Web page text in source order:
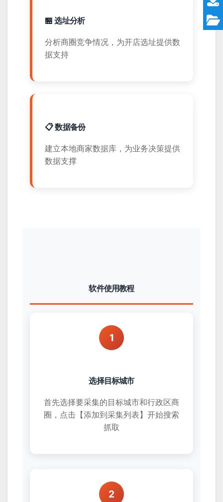
🏪 选址分析
分析商圈竞争情况，为开店选址提供数
据支持
📋 数据备份
建立本地商家数据库，为业务决策提供
数据支撑
软件使用教程
1
选择目标城市
首先选择要采集的目标城市和行政区商
圈，点击【添加到采集列表】开始搜索
抓取
2